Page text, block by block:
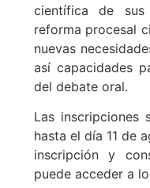
científica de
reforma procesal
nuevas
así capacidades
del debate oral.
Las inscripciones
hasta el día 11 de
inscripción y
puede acceder a